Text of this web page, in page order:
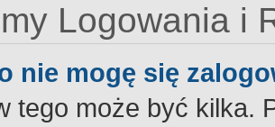
Logowania i
nie mogę się
tego może być kilka.